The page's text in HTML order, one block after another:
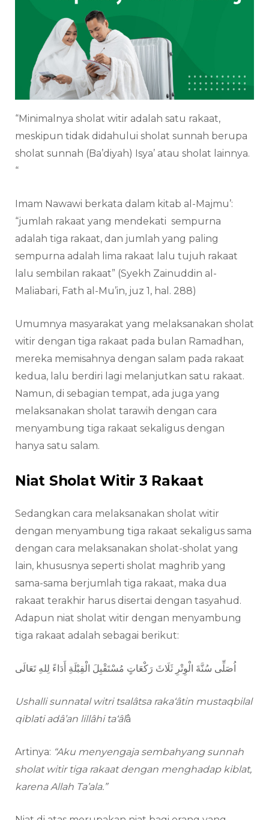
“Minimalnya sholat witir adalah satu rakaat,
meskipun tidak didahului sholat sunnah berupa
sholat sunnah (Ba’diyah) Isya’ atau sholat lainnya.
“
Imam Nawawi berkata dalam kitab al-Majmu’:
“jumlah rakaat yang mendekati sempurna
adalah tiga rakaat, dan jumlah yang paling
sempurna adalah lima rakaat lalu tujuh rakaat
lalu sembilan rakaat” (Syekh Zainuddin al-
Maliabari, Fath al-Mu’in, juz 1, hal. 288)
Umumnya masyarakat yang melaksanakan sholat
witir dengan tiga rakaat pada bulan Ramadhan,
mereka memisahnya dengan salam pada rakaat
kedua, lalu berdiri lagi melanjutkan satu rakaat.
Namun, di sebagian tempat, ada juga yang
melaksanakan sholat tarawih dengan cara
menyambung tiga rakaat sekaligus dengan
hanya satu salam.
Niat Sholat Witir 3 Rakaat
Sedangkan cara melaksanakan sholat witir
dengan menyambung tiga rakaat sekaligus sama
dengan cara melaksanakan sholat-sholat yang
lain, khususnya seperti sholat maghrib yang
sama-sama berjumlah tiga rakaat, maka dua
rakaat terakhir harus disertai dengan tasyahud.
Adapun niat sholat witir dengan menyambung
tiga rakaat adalah sebagai berikut:
اُصَلِّى سُنَّةَ الْوِتْرِ ثَلَاثَ رَكْعَاتٍ مُسْتَقْبِلَ الْقِبْلَةِ أَدَاءً لِلهِ تَعَالَى
Ushalli sunnatal witri tsalâtsa raka‘âtin mustaqbilal
qiblati adâ’an lillâhi ta‘âlâ
Artinya: “Aku menyengaja sembahyang sunnah
sholat witir tiga rakaat dengan menghadap kiblat,
karena Allah Ta’ala.”